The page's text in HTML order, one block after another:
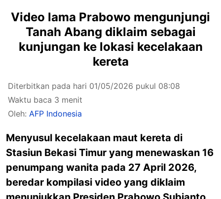
Video lama Prabowo mengunjungi
Tanah Abang diklaim sebagai
kunjungan ke lokasi kecelakaan
kereta
Diterbitkan pada hari 01/05/2026 pukul 08:08
Waktu baca 3 menit
Oleh: AFP Indonesia
Menyusul kecelakaan maut kereta di
Stasiun Bekasi Timur yang menewaskan 16
penumpang wanita pada 27 April 2026,
beredar kompilasi video yang diklaim